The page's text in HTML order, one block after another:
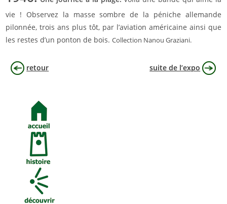
vie ! Observez la masse sombre de la péniche allemande
pilonnée, trois ans plus tôt, par l’aviation américaine ainsi que
les restes d’un ponton de bois.Collection Nanou Graziani.
retour suite de l’expo